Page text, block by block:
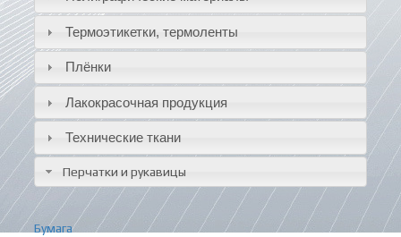
Термоэтикетки, термоленты
Плёнки
Лакокрасочная продукция
Технические ткани
Перчатки и рукавицы
Бумага